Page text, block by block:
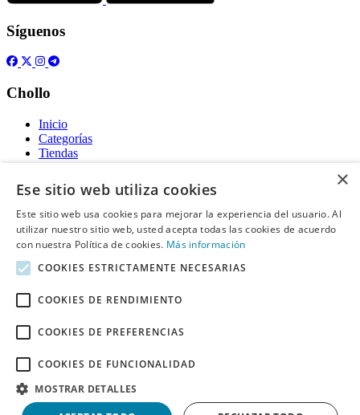
Síguenos
Chollo
Inicio
Categorías
Tiendas
Gratis
Acerca de
Sobre nosotros
Contacto
Información legal
Declaración de cookies
Descargo de Responsabilidad
Derechos de autor ©Chollo2026. Todos los derechos quedan
×
Ese sitio web utiliza cookies
Este sitio web usa cookies para mejorar la experiencia del usuario. Al
utilizar nuestro sitio web, usted acepta todas las cookies de acuerdo
con nuestra Política de cookies. Más información
COOKIES ESTRICTAMENTE NECESARIAS
COOKIES DE RENDIMIENTO
COOKIES DE PREFERENCIAS
COOKIES DE FUNCIONALIDAD
MOSTRAR DETALLES